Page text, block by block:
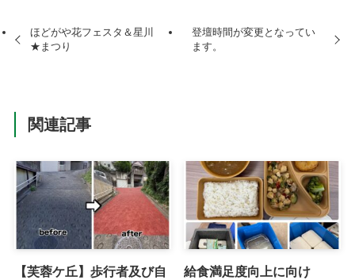
ほどがや花フェスタ＆星川
★まつり
登壇時間が変更となってい
ます。
関連記事
【芙蓉ケ丘】歩行者及び自
給食満足度向上に向け